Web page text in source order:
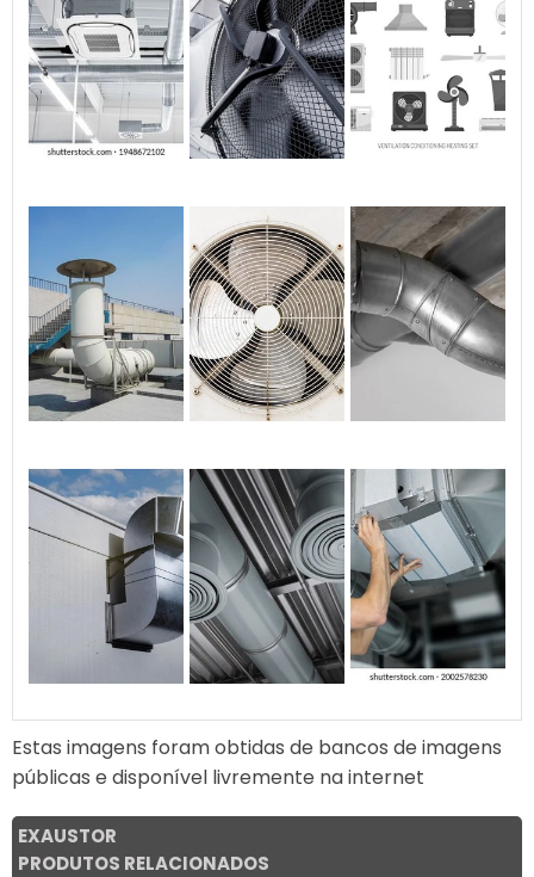
Estas imagens foram obtidas de bancos de imagens
públicas e disponível livremente na internet
EXAUSTOR
PRODUTOS RELACIONADOS